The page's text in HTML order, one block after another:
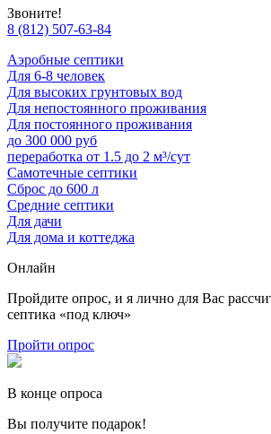
Звоните!
8 (812) 507-63-84
Аэробные септики
Для 6-8 человек
Для высоких грунтовых вод
Для непостоянного проживания
Для постоянного проживания
до 300 000 руб
переработка от 1.5 до 2 м³/сут
Самотечные септики
Сброс до 600 л
Средние септики
Для дачи
Для дома и коттеджа
Онлайн
Пройдите опрос, и я лично для Вас
септика «под ключ»
Пройти опрос
В конце опроса
Вы получите подарок!